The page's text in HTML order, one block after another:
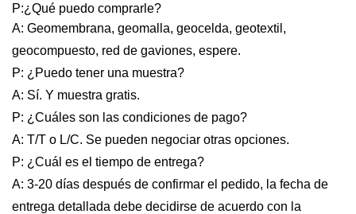
P:¿Qué puedo comprarle?
A: Geomembrana, geomalla, geocelda, geotextil,
geocompuesto, red de gaviones, espere.
P: ¿Puedo tener una muestra?
A: Sí. Y muestra gratis.
P: ¿Cuáles son las condiciones de pago?
A: T/T o L/C. Se pueden negociar otras opciones.
P: ¿Cuál es el tiempo de entrega?
A: 3-20 días después de confirmar el pedido, la fecha de
entrega detallada debe decidirse de acuerdo con la